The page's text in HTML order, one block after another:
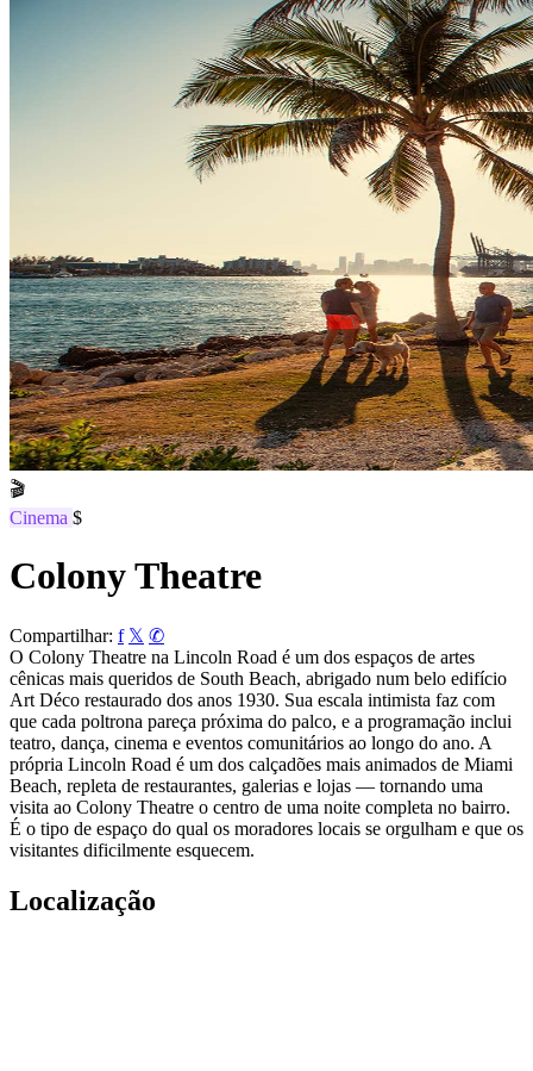
🎬
Cinema $
Colony Theatre
Compartilhar: f 𝕏 ✆
O Colony Theatre na Lincoln Road é um dos espaços de artes
cênicas mais queridos de South Beach, abrigado num belo edifício
Art Déco restaurado dos anos 1930. Sua escala intimista faz com
que cada poltrona pareça próxima do palco, e a programação inclui
teatro, dança, cinema e eventos comunitários ao longo do ano. A
própria Lincoln Road é um dos calçadões mais animados de Miami
Beach, repleta de restaurantes, galerias e lojas — tornando uma
visita ao Colony Theatre o centro de uma noite completa no bairro.
É o tipo de espaço do qual os moradores locais se orgulham e que os
visitantes dificilmente esquecem.
Localização